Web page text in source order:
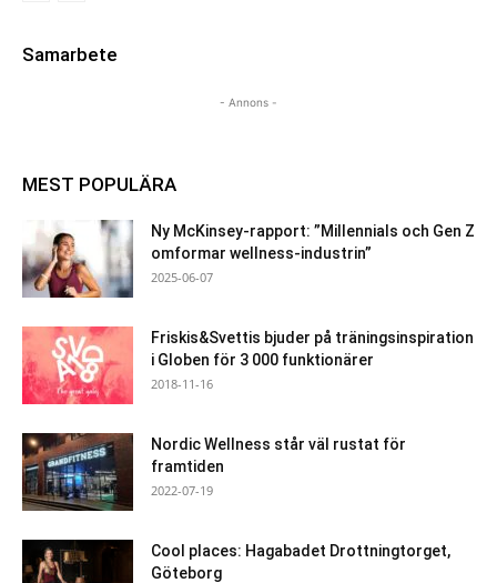
Samarbete
- Annons -
MEST POPULÄRA
Ny McKinsey-rapport: ”Millennials och Gen Z
omformar wellness-industrin”
2025-06-07
Friskis&Svettis bjuder på träningsinspiration
i Globen för 3 000 funktionärer
2018-11-16
Nordic Wellness står väl rustat för
framtiden
2022-07-19
Cool places: Hagabadet Drottningtorget,
Göteborg